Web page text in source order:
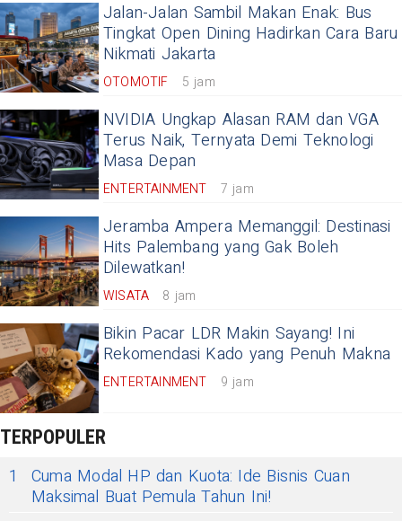
Jalan-Jalan Sambil Makan Enak: Bus
Tingkat Open Dining Hadirkan Cara Baru
Nikmati Jakarta
OTOMOTIF 5 jam
NVIDIA Ungkap Alasan RAM dan VGA
Terus Naik, Ternyata Demi Teknologi
Masa Depan
ENTERTAINMENT 7 jam
Jeramba Ampera Memanggil: Destinasi
Hits Palembang yang Gak Boleh
Dilewatkan!
WISATA 8 jam
Bikin Pacar LDR Makin Sayang! Ini
Rekomendasi Kado yang Penuh Makna
ENTERTAINMENT 9 jam
TERPOPULER
1
Cuma Modal HP dan Kuota: Ide Bisnis Cuan
Maksimal Buat Pemula Tahun Ini!